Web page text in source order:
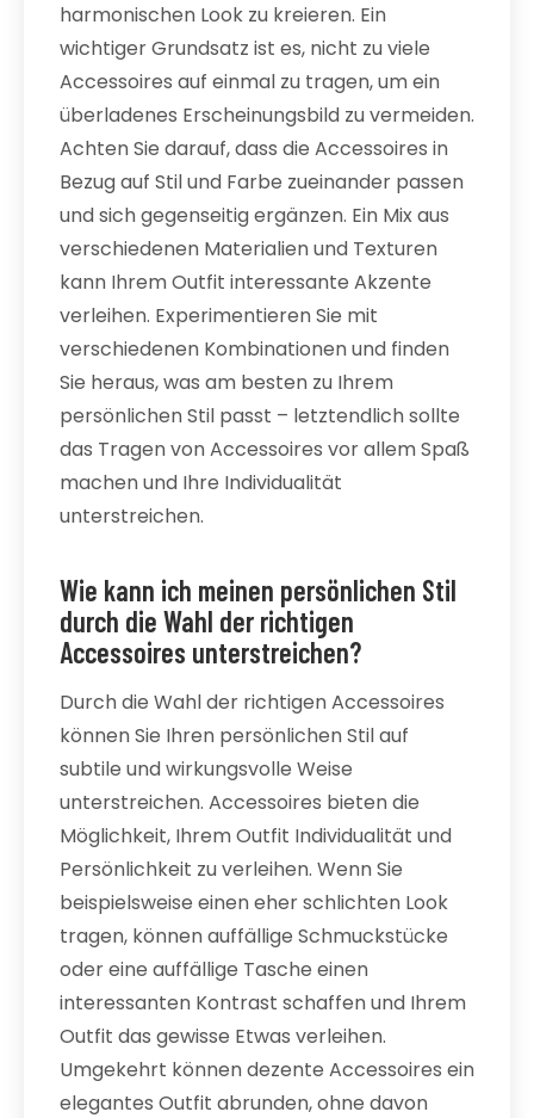
harmonischen Look zu kreieren. Ein
wichtiger Grundsatz ist es, nicht zu viele
Accessoires auf einmal zu tragen, um ein
überladenes Erscheinungsbild zu vermeiden.
Achten Sie darauf, dass die Accessoires in
Bezug auf Stil und Farbe zueinander passen
und sich gegenseitig ergänzen. Ein Mix aus
verschiedenen Materialien und Texturen
kann Ihrem Outfit interessante Akzente
verleihen. Experimentieren Sie mit
verschiedenen Kombinationen und finden
Sie heraus, was am besten zu Ihrem
persönlichen Stil passt – letztendlich sollte
das Tragen von Accessoires vor allem Spaß
machen und Ihre Individualität
unterstreichen.
Wie kann ich meinen persönlichen Stil
durch die Wahl der richtigen
Accessoires unterstreichen?
Durch die Wahl der richtigen Accessoires
können Sie Ihren persönlichen Stil auf
subtile und wirkungsvolle Weise
unterstreichen. Accessoires bieten die
Möglichkeit, Ihrem Outfit Individualität und
Persönlichkeit zu verleihen. Wenn Sie
beispielsweise einen eher schlichten Look
tragen, können auffällige Schmuckstücke
oder eine auffällige Tasche einen
interessanten Kontrast schaffen und Ihrem
Outfit das gewisse Etwas verleihen.
Umgekehrt können dezente Accessoires ein
elegantes Outfit abrunden, ohne davon